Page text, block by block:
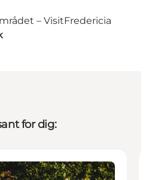
– VisitFredericia
for dig: